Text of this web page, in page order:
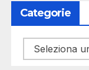
Categorie
Categorie